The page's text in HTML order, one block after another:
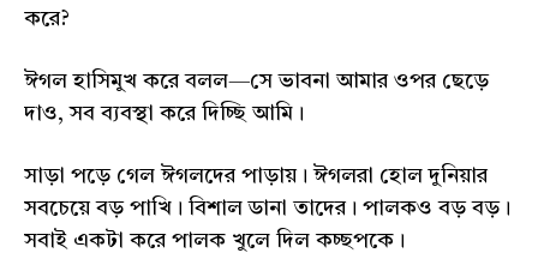
করে?
ঈগল হাসিমুখ করে বলল—সে ভাবনা আমার ওপর ছেড়ে
দাও, সব ব্যবস্থা করে দিচ্ছি আমি।
সাড়া পড়ে গেল ঈগলদের পাড়ায়। ঈগলরা হোল দুনিয়ার
সবচেয়ে বড় পাখি। বিশাল ডানা তাদের। পালকও বড় বড়।
সবাই একটা করে পালক খুলে দিল কচ্ছপকে।